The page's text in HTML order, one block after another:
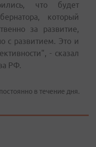
что будет
который
за развитие,
с развитием. Это и
- сказал
РФ.
в течение дня.